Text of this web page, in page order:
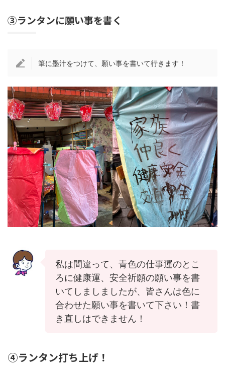
③ランタンに願い事を書く
筆に墨汁をつけて、願い事を書いて行きます！
私は間違って、青色の仕事運のとこ
ろに健康運、安全祈願の願い事を書
いてしましましたが、皆さんは色に
合わせた願い事を書いて下さい！書
き直しはできません！
④ランタン打ち上げ！